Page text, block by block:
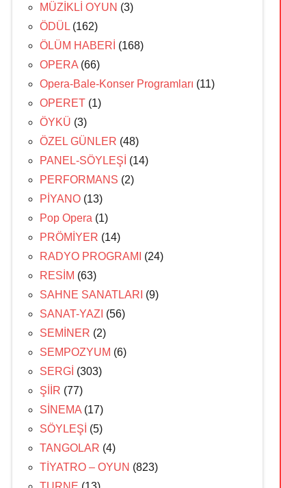
MÜZİKLİ OYUN (3)
ÖDÜL (162)
ÖLÜM HABERİ (168)
OPERA (66)
Opera-Bale-Konser Programları (11)
OPERET (1)
ÖYKÜ (3)
ÖZEL GÜNLER (48)
PANEL-SÖYLEŞİ (14)
PERFORMANS (2)
PİYANO (13)
Pop Opera (1)
PRÖMİYER (14)
RADYO PROGRAMI
(24)
RESİM (63)
SAHNE SANATLARI (9)
SANAT-YAZI (56)
SEMİNER (2)
SEMPOZYUM (6)
SERGİ (303)
ŞİİR (77)
SİNEMA (17)
SÖYLEŞİ (5)
TANGOLAR (4)
TİYATRO – OYUN (823)